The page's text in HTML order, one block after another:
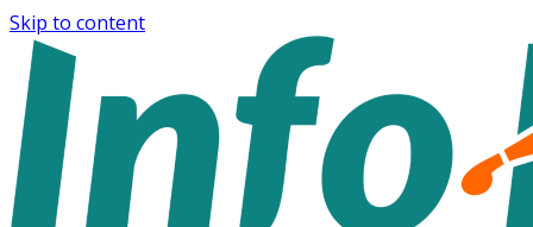
Skip to content